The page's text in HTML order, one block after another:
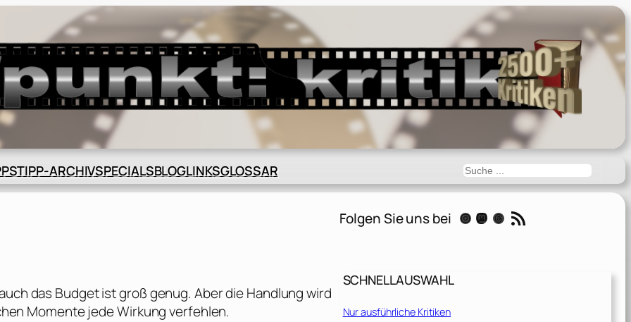
TIPP-ARCHIVSPECIALSBLOGLINKSGLOSSAR Suchen
das Budget ist groß genug. Aber die Handlung wird
Momente jede Wirkung verfehlen.
Folgen Sie uns bei Instagram Mastodon Threads RSS-Feed
SCHNELLAUSWAHL
Nur ausführliche Kritiken